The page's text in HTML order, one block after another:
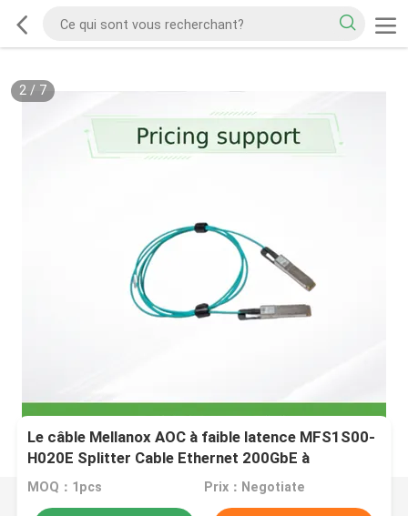
2/ 7
Le câble Mellanox AOC à faible latence MFS1S00-
H020E Splitter Cable Ethernet 200GbE à
2x100GbE 20m
MOQ：1pcs Prix：Negotiate